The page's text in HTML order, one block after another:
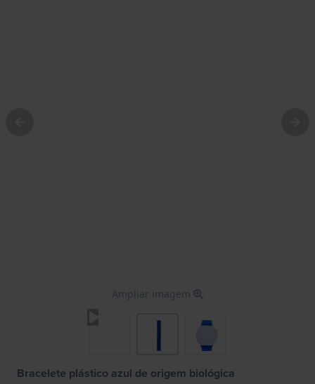
Ampliar imagem
Bracelete plástico azul de origem biológica